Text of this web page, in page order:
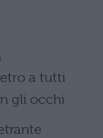
a tutti
gli occhi